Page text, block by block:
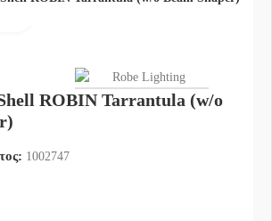
ROBIN Tarrantula (w/o
1002747